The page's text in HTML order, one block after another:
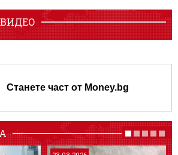
Станете част от Money.bg